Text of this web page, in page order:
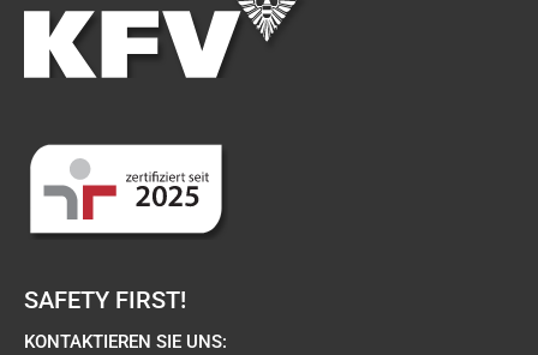
SAFETY FIRST!
KONTAKTIEREN SIE UNS: